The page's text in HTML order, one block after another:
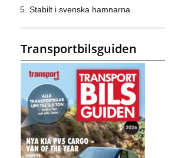
Stabilt i svenska hamnarna
Transportbilsguiden